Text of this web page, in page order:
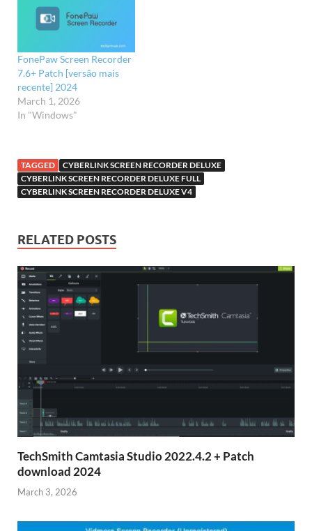
FonePaw Screen Recorder
7.6+ Patch [versão mais
recente] 2024
March 1, 2026
In "Windows"
TAGGED
CYBERLINK SCREEN RECORDER DELUXE
CYBERLINK SCREEN RECORDER DELUXE FULL
CYBERLINK SCREEN RECORDER DELUXE V4
RELATED POSTS
TechSmith Camtasia Studio 2022.4.2 + Patch
download 2024
March 3, 2026